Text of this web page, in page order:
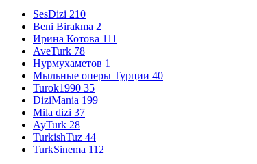
SesDizi 210
Beni Birakma 2
Ирина Котова 111
AveTurk 78
Нурмухаметов 1
Мыльные оперы Турции 40
Turok1990 35
DiziMania 199
Mila dizi 37
AyTurk 28
TurkishTuz 44
TurkSinema 112